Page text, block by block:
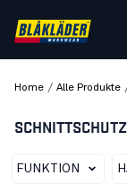
Home / Alle Produkte
FUNKTION